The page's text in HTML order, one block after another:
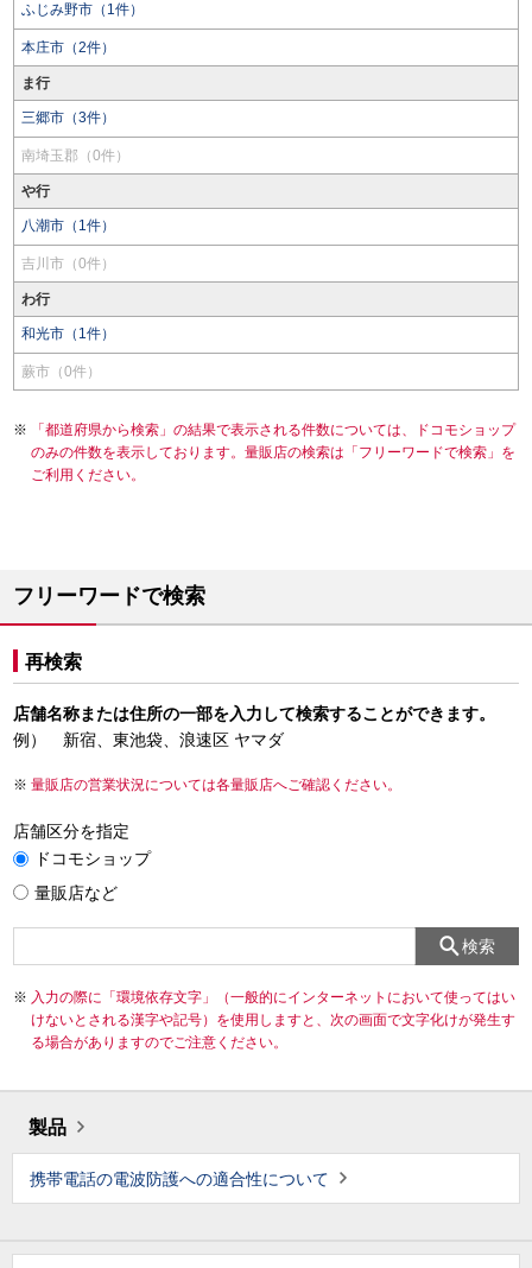
ふじみ野市（1件）
本庄市（2件）
ま行
三郷市（3件）
南埼玉郡（0件）
や行
八潮市（1件）
吉川市（0件）
わ行
和光市（1件）
蕨市（0件）
「都道府県から検索」の結果で表示される件数については、ドコモショップ
のみの件数を表示しております。量販店の検索は「フリーワードで検索」を
ご利用ください。
フリーワードで検索
再検索
店舗名称または住所の一部を入力して検索することができます。
例） 新宿、東池袋、浪速区 ヤマダ
量販店の営業状況については各量販店へご確認ください。
店舗区分を指定
ドコモショップ
量販店など
検索
入力の際に「環境依存文字」（一般的にインターネットにおいて使ってはい
けないとされる漢字や記号）を使用しますと、次の画面で文字化けが発生す
る場合がありますのでご注意ください。
製品
携帯電話の電波防護への適合性について